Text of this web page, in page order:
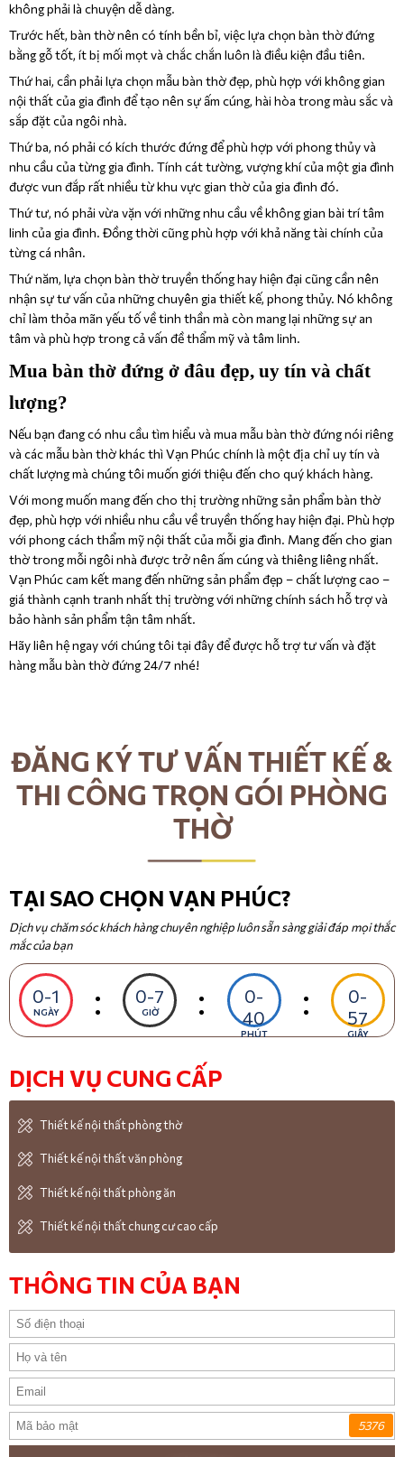
không phải là chuyện dễ dàng.
Trước hết, bàn thờ nên có tính bền bỉ, việc lựa chọn bàn thờ đứng
bằng gỗ tốt, ít bị mối mọt và chắc chắn luôn là điều kiện đầu tiên.
Thứ hai, cần phải lựa chọn mẫu bàn thờ đẹp, phù hợp với không gian
nội thất của gia đình để tạo nên sự ấm cúng, hài hòa trong màu sắc và
sắp đặt của ngôi nhà.
Thứ ba, nó phải có kích thước đứng để phù hợp với phong thủy và
nhu cầu của từng gia đình. Tính cát tường, vượng khí của một gia đình
được vun đắp rất nhiều từ khu vực gian thờ của gia đình đó.
Thứ tư, nó phải vừa vặn với những nhu cầu về không gian bài trí tâm
linh của gia đình. Đồng thời cũng phù hợp với khả năng tài chính của
từng cá nhân.
Thứ năm, lựa chọn bàn thờ truyền thống hay hiện đại cũng cần nên
nhận sự tư vấn của những chuyên gia thiết kế, phong thủy. Nó không
chỉ làm thỏa mãn yếu tố về tinh thần mà còn mang lại những sự an
tâm và phù hợp trong cả vấn đề thẩm mỹ và tâm linh.
Mua bàn thờ đứng ở đâu đẹp, uy tín và chất
lượng?
Nếu bạn đang có nhu cầu tìm hiểu và mua mẫu bàn thờ đứng nói riêng
và các mẫu bàn thờ khác thì Vạn Phúc chính là một địa chỉ uy tín và
chất lượng mà chúng tôi muốn giới thiệu đến cho quý khách hàng.
Với mong muốn mang đến cho thị trường những sản phẩm bàn thờ
đẹp, phù hợp với nhiều nhu cầu về truyền thống hay hiện đại. Phù hợp
với phong cách thẩm mỹ nội thất của mỗi gia đình. Mang đến cho gian
thờ trong mỗi ngôi nhà được trở nên ấm cúng và thiêng liêng nhất.
Vạn Phúc cam kết mang đến những sản phẩm đẹp – chất lượng cao –
giá thành cạnh tranh nhất thị trường với những chính sách hỗ trợ và
bảo hành sản phẩm tận tâm nhất.
Hãy liên hệ ngay với chúng tôi tại đây để được hỗ trợ tư vấn và đặt
hàng mẫu bàn thờ đứng 24/7 nhé!
ĐĂNG KÝ TƯ VẤN THIẾT KẾ &
THI CÔNG TRỌN GÓI PHÒNG
THỜ
TẠI SAO CHỌN VẠN PHÚC?
Dịch vụ chăm sóc khách hàng chuyên nghiệp luôn sẵn sàng giải đáp mọi thắc
mắc của bạn
0-1
NGÀY : 0-7
GIỜ :
0-
40
PHÚT
:
0-
57
GIÂY
DỊCH VỤ CUNG CẤP
Thiết kế nội thất phòng thờ
Thiết kế nội thất văn phòng
Thiết kế nội thất phòng ăn
Thiết kế nội thất chung cư cao cấp
THÔNG TIN CỦA BẠN
5376